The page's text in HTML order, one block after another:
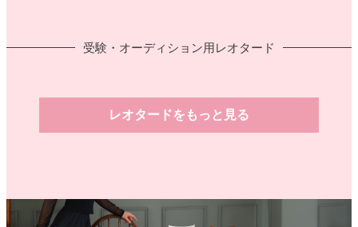
受験・オーディション用レオタード
レオタードをもっと見る